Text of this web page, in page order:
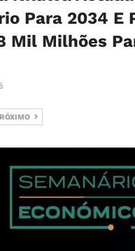
Para 2034 E
Mil Milhões